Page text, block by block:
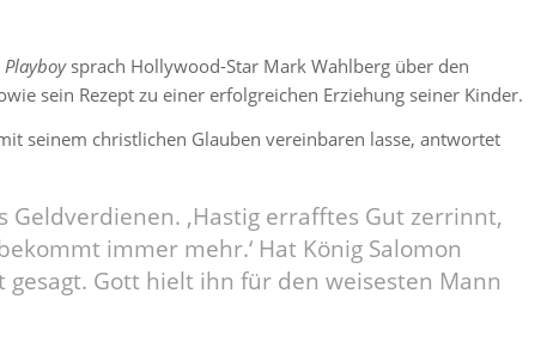
Playboysprach Hollywood-Star Mark Wahlberg über den
sein Rezept zu einer erfolgreichen Erziehung seiner Kinder.
seinem christlichen Glauben vereinbaren lasse, antwortet
Geldverdienen. ,Hastig errafftes Gut zerrinnt,
immer mehr.‘ Hat König Salomon
gesagt. Gott hielt ihn für den weisesten Mann